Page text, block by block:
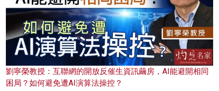
劉寧榮教授：互聯網的開放反催生資訊繭房，AI能避開相同
困局？如何避免遭AI演算法操控？